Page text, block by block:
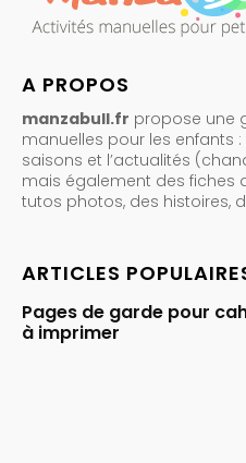
A PROPOS
manzabull.fr propose une
manuelles pour les enfants
saisons et l’actualités
mais également des fiches
tutos photos, des histoires,
ARTICLES
Pages de garde pour
à imprimer